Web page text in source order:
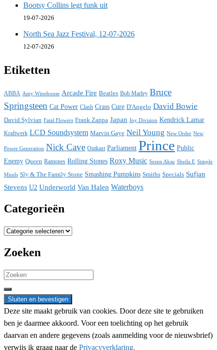
Bootsy Collins legt funk uit
19-07-2026
North Sea Jazz Festival, 12-07-2026
12-07-2026
Etiketten
ABBA Amy Winehouse Arcade Fire Beatles Bob Marley Bruce
Springsteen Cat Power Clash Crass Cure D'Angelo David Bowie
David Sylvian Fatal Flowers Frank Zappa Japan Joy Division Kendrick Lamar
Kraftwerk LCD Soundsystem Marvin Gaye Neil Young New Order New
Power Generation Nick Cave Outkast Parliament Prince Public
Enemy Queen Ramones Rolling Stones Roxy Music Sezen Aksu Sheila E Simple
Minds Sly & The Family Stone Smashing Pumpkins Smiths Specials Sufjan
Stevens U2 Underworld Van Halen Waterboys
Categorieën
Categorieën
Zoeken
Search
for:
Deze site maakt gebruik van cookies. Door deze site te gebruiken
ben je daarmee akkoord. Voor een toelichting op het gebruik
daarvan en andere gegevens (zoals aanmelding voor de nieuwsbrief)
verwijs ik graag naar de Privacyverklaring.